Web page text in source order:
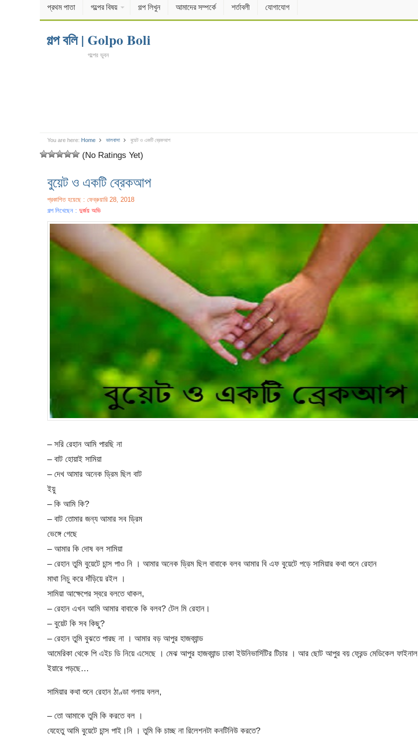
প্রথম পাতা গল্পের বিষয় গল্প লিখুন আমাদের সম্পর্কে শর্তাবলী যোগাযোগ
গল্প বলি | Golpo Boli
গল্পের ভুবন
You are here: Home ভালবাসা বুয়েট ও একটি ব্রেকআপ
(No Ratings Yet)
বুয়েট ও একটি ব্রেকআপ
প্রকাশিত হয়েছে : ফেব্রুয়ারি 28, 2018
গল্প লিখেছেন : দুর্জয় অভি
– সরি রেহান আমি পারছি না
– বাট হোয়াই সামিয়া
– দেখ আমার অনেক ড্রিম ছিল বাট
ইয়ু
– কি আমি কি?
– বাট তোমার জন্য আমার সব ড্রিম
ভেঙ্গে গেছে
– আমার কি দোষ বল সামিয়া
– রেহান তুমি বুয়েটে চান্স পাও নি । আমার অনেক ড্রিম ছিল বাবাকে বলব আমার বি এফ বুয়েটে পড়ে সামিয়ার কথা শুনে রেহান
মাথা নিচু করে দাঁড়িয়ে রইল ।
সামিয়া আক্ষেপের স্বরে বলতে থাকল,
– রেহান এখন আমি আমার বাবাকে কি বলব? টেল মি রেহান।
– বুয়েট কি সব কিছু?
– রেহান তুমি বুঝতে পারছ না । আমার বড় আপুর হাজব্যান্ড
আমেরিকা থেকে পি এইচ ডি নিয়ে এসেছে । মেঝ আপুর হাজব্যান্ড ঢাকা ইউনিভার্সিটির টিচার । আর ছোট আপুর বয় ফ্রেন্ড মেডিকেল ফাইনাল
ইয়ারে পড়ছে…
সামিয়ার কথা শুনে রেহান ঠাণ্ডা গলায় বলল,
– তো আমাকে তুমি কি করতে বল ।
যেহেতু আমি বুয়েটে চান্স পাই।নি । তুমি কি চাচ্ছ না রিলেশনটা কনটিনিউ করতে?